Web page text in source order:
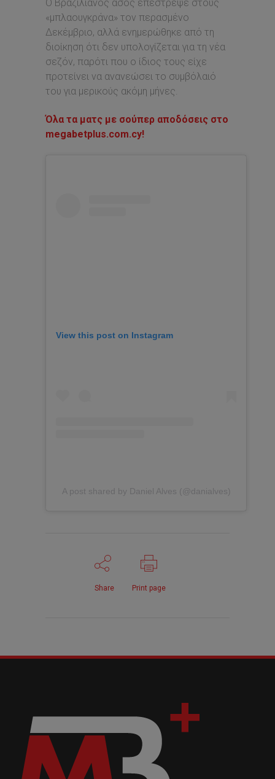
Ο Βραζιλιάνος άσος επέστρεψε στους
«μπλαουγκράνα» τον περασμένο
Δεκέμβριο, αλλά ενημερώθηκε από τη
διοίκηση ότι δεν υπολογίζεται για τη νέα
σεζόν, παρότι που ο ίδιος τους είχε
προτείνει να ανανεώσει το συμβόλαιό
του για μερικούς ακόμη μήνες.
Όλα τα ματς με σούπερ αποδόσεις στο
megabetplus.com.cy!
View this post on Instagram
A post shared by Daniel Alves (@danialves)
Share Print page